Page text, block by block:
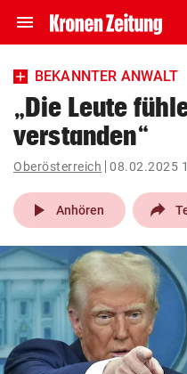
menu Navigation
ein-/ausklappen
account_circle Anmelden
pin_drop
Wien
bookmark
search
Suchbegriff
eingeben
BEKANNTER ANWALT
„Die Leute
verstanden“
Oberösterreich 08.02.2025
play_arrow Anhören